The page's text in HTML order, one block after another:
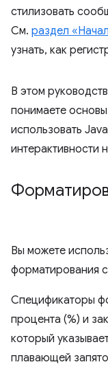
стилизовать
См. раздел
узнать, как
В этом
понимаете
использовать
интерактивности
Вы можете
форматирования
Спецификаторы
процента (%) и
который
плавающей